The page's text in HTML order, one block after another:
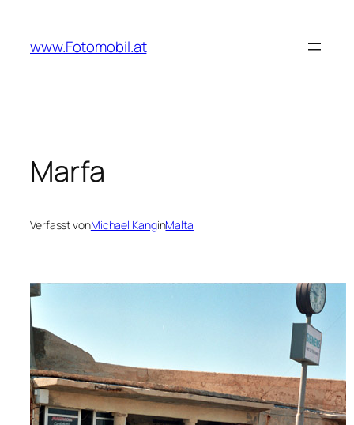
springen
www.Fotomobil.at
Marfa
Verfasst vonMichael KanginMalta